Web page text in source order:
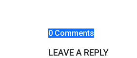
0 Comments
LEAVE A REPLY